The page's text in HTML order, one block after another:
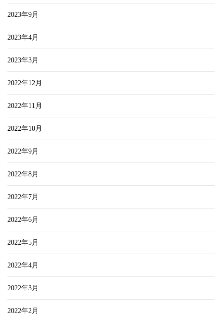
2023年9月
2023年4月
2023年3月
2022年12月
2022年11月
2022年10月
2022年9月
2022年8月
2022年7月
2022年6月
2022年5月
2022年4月
2022年3月
2022年2月